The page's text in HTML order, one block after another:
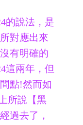
的說法，是
對應出來
有明確的
這兩年，但
點!然而如
所說【黑
過去了，